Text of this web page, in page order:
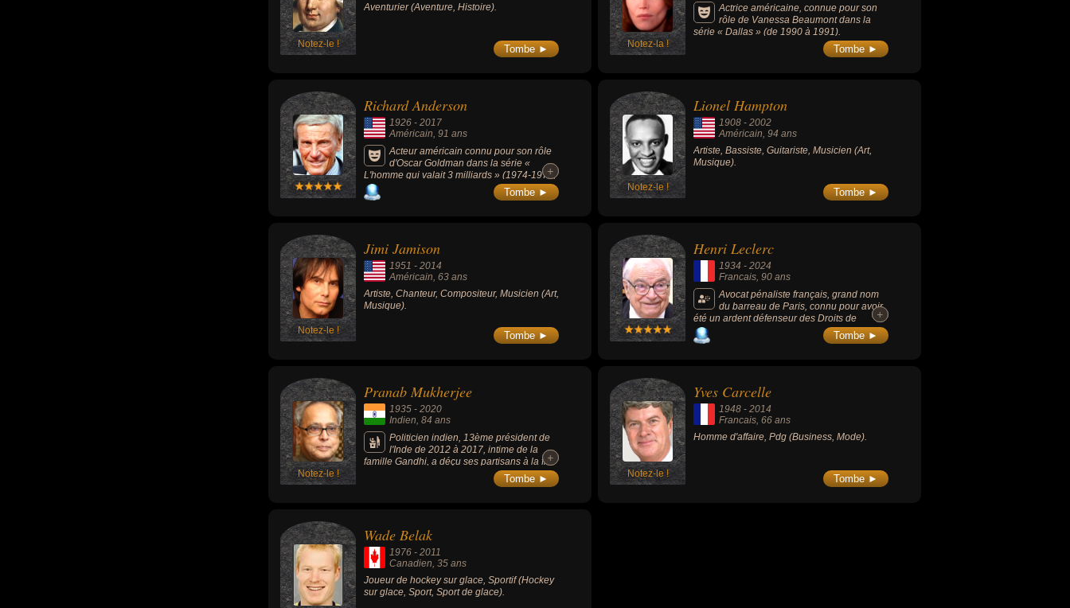
Notez-le !
Aventurier (Aventure, Histoire).
Tombe ► Notez-la !
Actrice américaine, connue pour son
rôle de Vanessa Beaumont dans la
série « Dallas » (de 1990 à 1991).
Tombe ►
Richard Anderson
1926 - 2017
Américain , 91 ans
Acteur américain connu pour son rôle
d'Oscar Goldman dans la série «
L'homme qui valait 3 milliards » (1974-1978,
5 saisons, 99 épisodes) et « Super Jaimie »
(1976-1978, 3 saisons, 58 épisodes), son
+
+
Tombe ► Notez-le !
Lionel Hampton
1908 -2002
Américain , 94 ans
Artiste, Bassiste, Guitariste, Musicien (Art,
Musique).
Tombe ►
Notez-le !
Jimi Jamison
1951 - 2014
Américain, 63 ans
Artiste, Chanteur, Compositeur, Musicien (Art,
Musique).
Tombe ►
Henri Leclerc
1934 -2024
Francais, 90 ans
Avocat pénaliste français, grand nom
du barreau de Paris, connu pour avoir
été un ardent défenseur des Droits de
l'Homme et des libertés publiques et ancien
président de la Ligue des droits de l’homme.
+
+
Tombe ►
Notez-le !
Pranab Mukherjee
1935 - 2020
Indien, 84 ans
Politicien indien, 13ème président de
l'Inde de 2012 à 2017, intime de la
famille Gandhi, a déçu ses partisans à la fin
de sa vie en échangeant des amabilités avec
le nationaliste Narendra Modi.
+
+
Tombe ► Notez-le !
Yves Carcelle
1948 -2014
Francais, 66 ans
Homme d'affaire, Pdg (Business, Mode).
Tombe ►
Wade Belak
1976 - 2011
Canadien, 35 ans
Joueur de hockey sur glace, Sportif (Hockey
sur glace, Sport, Sport de glace).